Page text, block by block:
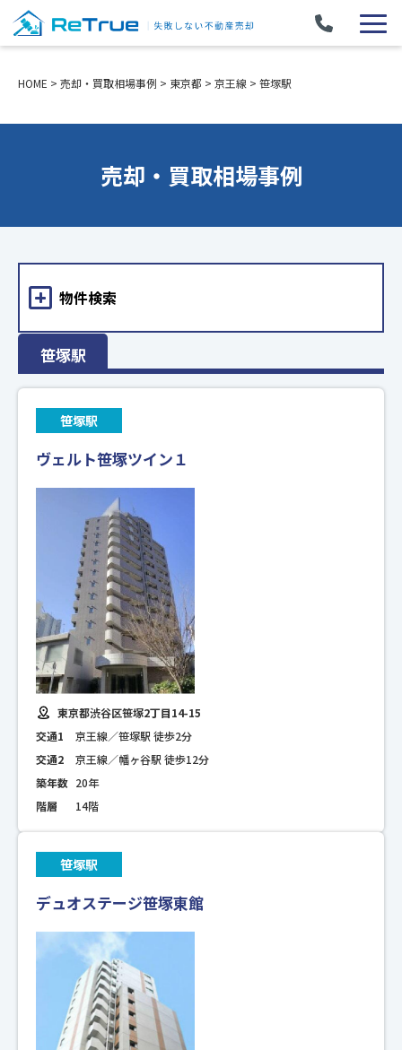
HOME > 売却・買取相場事例 > 東京都 > 京王線 > 笹塚駅
売却・買取相場事例
笹塚駅
笹塚駅
ヴェルト笹塚ツイン１
東京都渋谷区笹塚2丁目14-15
交通1
京王線／笹塚駅 徒歩2分
交通2
京王線／幡ヶ谷駅 徒歩12分
築年数 20年
階層
14階
笹塚駅
デュオステージ笹塚東館
物件検索